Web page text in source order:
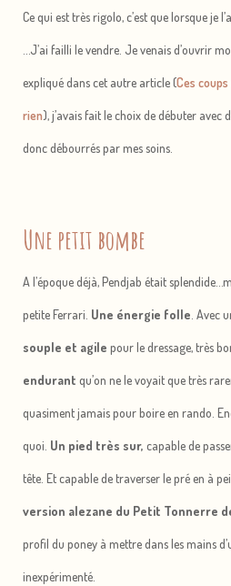
Ce qui est très rigolo, c’est que lorsque je
…J’ai failli le vendre. Je venais d’ouvrir
expliqué dans cet autre article (Ces
rien), j’avais fait le choix de débuter avec
donc débourrés par mes soins.
Une petit bombe
A l’époque déjà, Pendjab était
petite Ferrari. Une énergie folle . Avec
souple et agile pour le dressage, très
endurant qu’on ne le voyait que très
quasiment jamais pour boire en rando.
quoi. Un pied très sur, capable de
tête. Et capable de traverser le pré en à
version alezane du Petit Tonnerre
profil du poney à mettre dans les mains
inexpérimenté.